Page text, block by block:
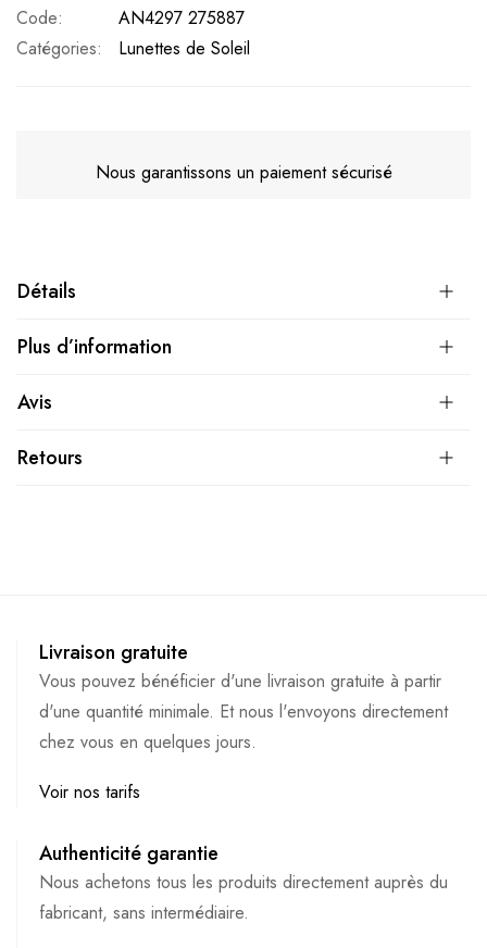
Code
AN4297 275887
Catégories:
Lunettes de Soleil
Nous garantissons un paiement sécurisé
Détails
Plus d’information
Avis
Retours
Livraison gratuite
Vous pouvez bénéficier d'une livraison gratuite à partir
d'une quantité minimale. Et nous l'envoyons directement
chez vous en quelques jours.
Voir nos tarifs
Authenticité garantie
Nous achetons tous les produits directement auprès du
fabricant, sans intermédiaire.